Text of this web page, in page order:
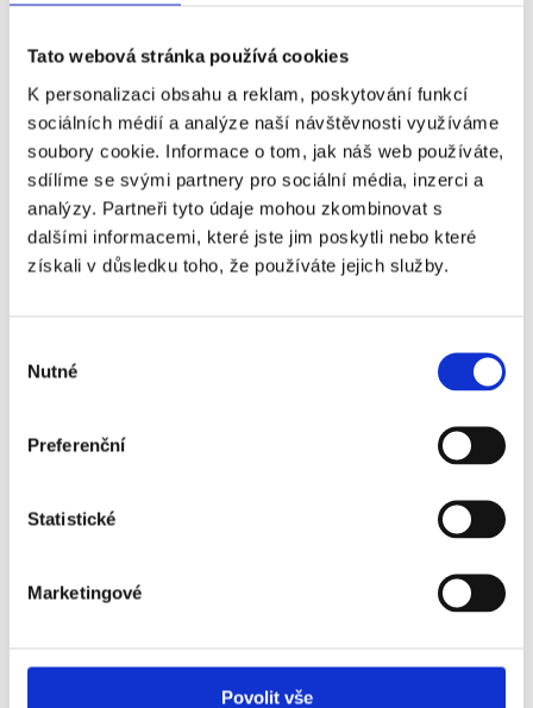
Tato webová stránka používá cookies
K personalizaci obsahu a reklam, poskytování funkcí
sociálních médií a analýze naší návštěvnosti využíváme
soubory cookie. Informace o tom, jak náš web používáte,
sdílíme se svými partnery pro sociální média, inzerci a
analýzy. Partneři tyto údaje mohou zkombinovat s
dalšími informacemi, které jste jim poskytli nebo které
získali v důsledku toho, že používáte jejich služby.
souhlasu
Nutné
Preferenční
Statistické
Marketingové
Povolit vše
OLYMPIQUE LYON - STADE
BRESTOIS
Příplatky za vstupenky vyšší kategorie
Název Příplatek
kategorie
Stade Brestois - 2.
Olympique Lyon -
+440 Kč